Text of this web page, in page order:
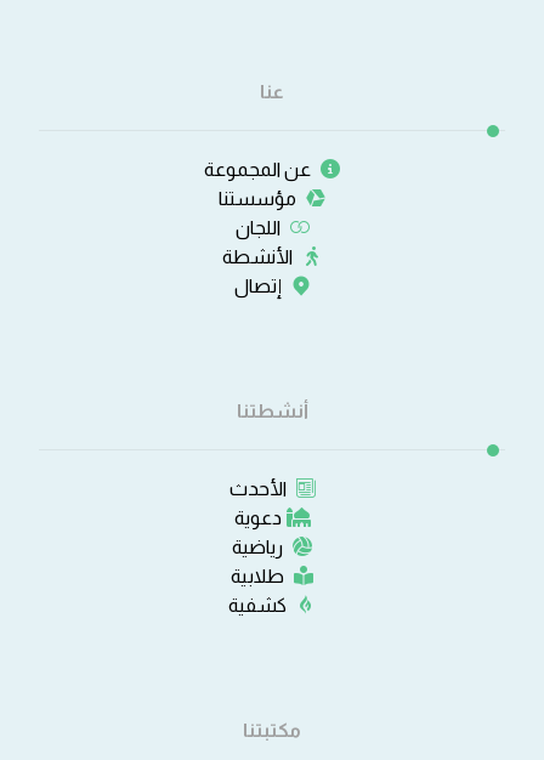
عنا
عن المجموعة
مؤسستنا
اللجان
الأنشطة
إتصال
أنشطتنا
الأحدث
دعوية
رياضية
طلابية
كشفية
مكتبتنا